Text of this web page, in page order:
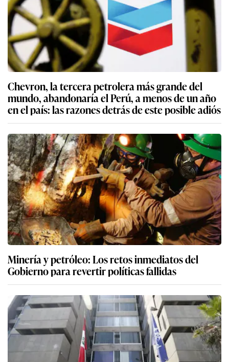
Chevron, la tercera petrolera más grande del
mundo, abandonaría el Perú, a menos de un año
en el país: las razones detrás de este posible adiós
Minería y petróleo: Los retos inmediatos del
Gobierno para revertir políticas fallidas